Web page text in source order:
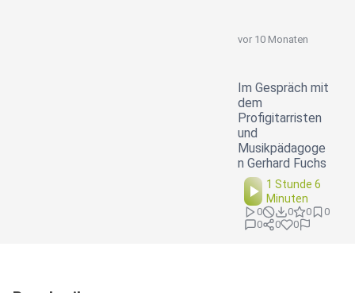
vor 10 Monaten
Im Gespräch mit
dem
Profigitarristen
und
Musikpädagoge
n Gerhard Fuchs
1 Stunde 6
Minuten
0 0 0
0
0
0 0